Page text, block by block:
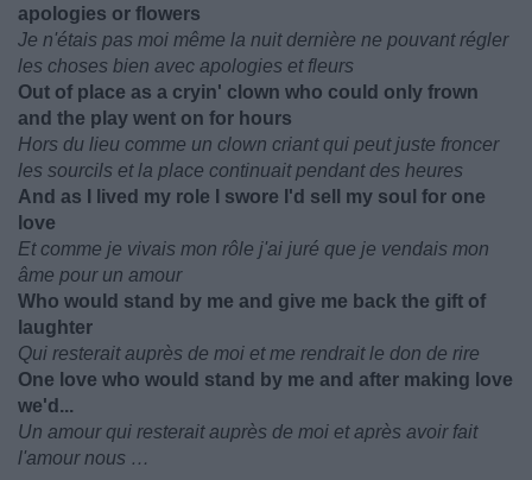
apologies or flowers
Je n'étais pas moi même la nuit dernière ne pouvant régler
les choses bien avec apologies et fleurs
Out of place as a cryin' clown who could only frown
and the play went on for hours
Hors du lieu comme un clown criant qui peut juste froncer
les sourcils et la place continuait pendant des heures
And as I lived my role I swore I'd sell my soul for one
love
Et comme je vivais mon rôle j'ai juré que je vendais mon
âme pour un amour
Who would stand by me and give me back the gift of
laughter
Qui resterait auprès de moi et me rendrait le don de rire
One love who would stand by me and after making love
we'd...
Un amour qui resterait auprès de moi et après avoir fait
l'amour nous …